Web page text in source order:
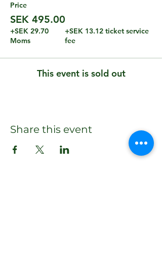
Price
SEK 495.00
+SEK 29.70
Moms
+SEK 13.12 ticket service
fee
This event is sold out
Share this event